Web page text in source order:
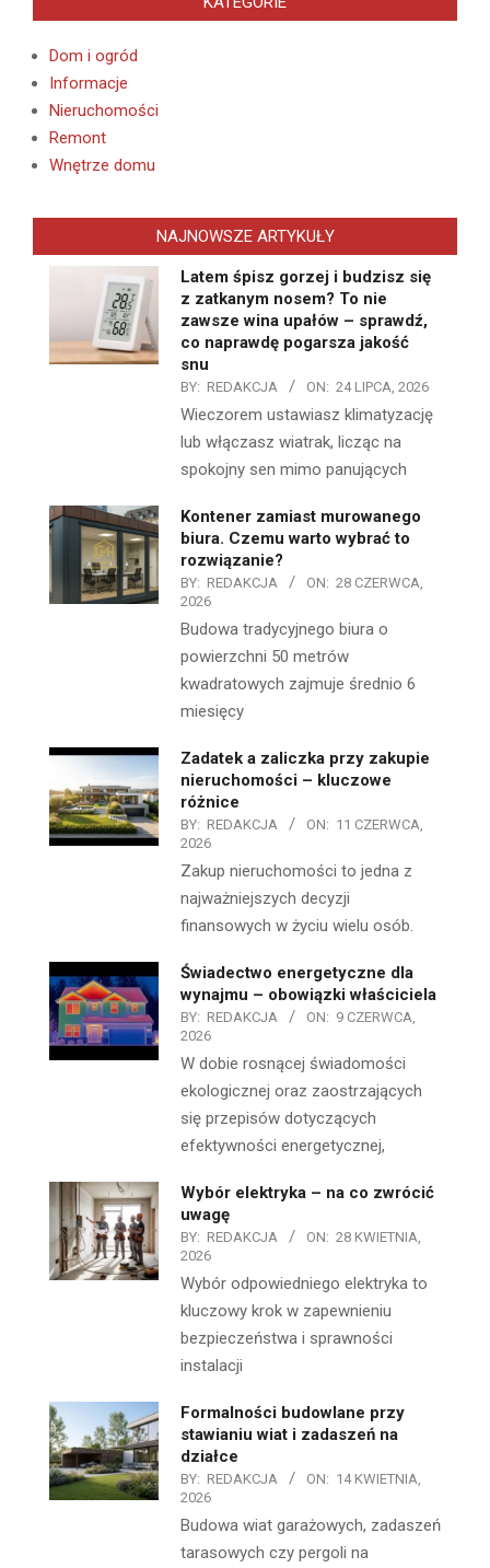
Dom i ogród
Informacje
Nieruchomości
Remont
Wnętrze domu
NAJNOWSZE ARTYKUŁY
Latem śpisz gorzej i budzisz się
z zatkanym nosem? To nie
zawsze wina upałów – sprawdź,
co naprawdę pogarsza jakość
snu
BY: REDAKCJA ON: 24 LIPCA, 2026
Wieczorem ustawiasz klimatyzację
lub włączasz wiatrak, licząc na
spokojny sen mimo panujących
Kontener zamiast murowanego
biura. Czemu warto wybrać to
rozwiązanie?
BY: REDAKCJA ON: 28 CZERWCA,
2026
Budowa tradycyjnego biura o
powierzchni 50 metrów
kwadratowych zajmuje średnio 6
miesięcy
Zadatek a zaliczka przy zakupie
nieruchomości – kluczowe
różnice
BY: REDAKCJA ON: 11 CZERWCA,
2026
Zakup nieruchomości to jedna z
najważniejszych decyzji
finansowych w życiu wielu osób.
Świadectwo energetyczne dla
wynajmu – obowiązki właściciela
BY: REDAKCJA ON: 9 CZERWCA,
2026
W dobie rosnącej świadomości
ekologicznej oraz zaostrzających
się przepisów dotyczących
efektywności energetycznej,
Wybór elektryka – na co zwrócić
uwagę
BY: REDAKCJA ON: 28 KWIETNIA,
2026
Wybór odpowiedniego elektryka to
kluczowy krok w zapewnieniu
bezpieczeństwa i sprawności
instalacji
Formalności budowlane przy
stawianiu wiat i zadaszeń na
działce
BY: REDAKCJA ON: 14 KWIETNIA,
2026
Budowa wiat garażowych, zadaszeń
tarasowych czy pergoli na